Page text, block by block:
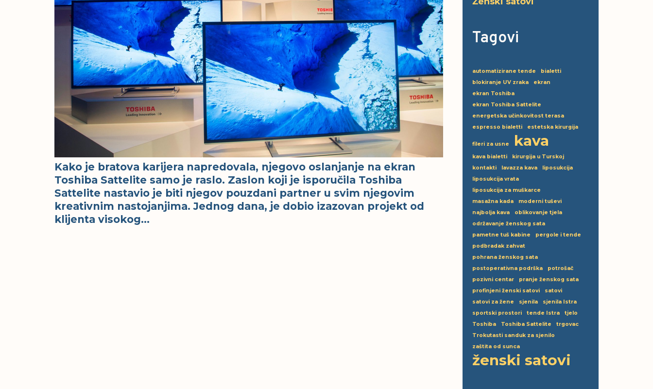
Kako je bratova karijera napredovala, njegovo oslanjanje na ekran
Toshiba Sattelite samo je raslo. Zaslon koji je isporučila Toshiba
Sattelite nastavio je biti njegov pouzdani partner u svim njegovim
kreativnim nastojanjima. Jednog dana, je dobio izazovan projekt od
klijenta visokog…
Tagovi
automatizirane tende
bialetti
blokiranje UV zraka
ekran
ekran Toshiba
ekran Toshiba Sattelite
energetska učinkovitost terasa
espresso bialetti
estetska kirurgija
fileri za usne kava
kava bialetti
kirurgija u Turskoj
kontakti
lavazza kava
liposukcija
liposukcija vrata
liposukcija za muškarce
masažna kada
moderni tuševi
najbolja kava
oblikovanje tjela
održavanje ženskog sata
pametne tuš kabine
pergole i tende
podbradak zahvat
pohrana ženskog sata
postoperativna podrška
potrošač
pozivni centar
pranje ženskog sata
profinjeni ženski satovi
satovi
satovi za žene
sjenila
sjenila Istra
sportski prostori
tende Istra
tjelo
Toshiba
Toshiba Sattelite
trgovac
Trokutasti sanduk za sjenilo
zaštita od sunca
ženski satovi